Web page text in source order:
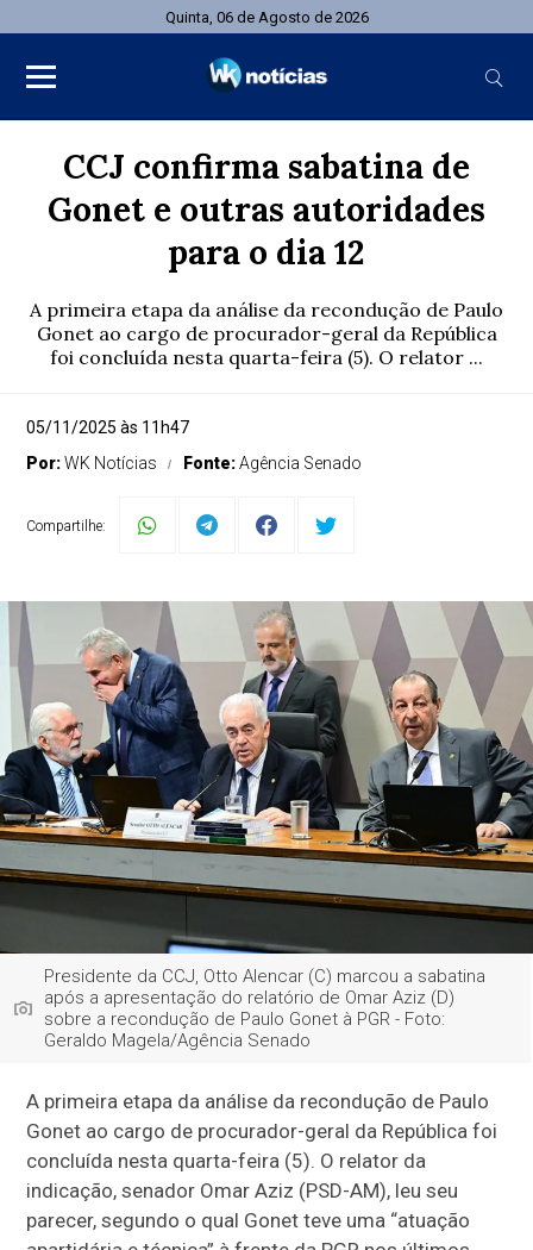
Quinta, 06 de Agosto de 2026
CCJ confirma sabatina de
Gonet e outras autoridades
para o dia 12
A primeira etapa da análise da recondução de Paulo
Gonet ao cargo de procurador-geral da República
foi concluída nesta quarta-feira (5). O relator ...
05/11/2025 às 11h47
Por:WK Notícias Fonte:Agência Senado
Compartilhe:
Presidente da CCJ, Otto Alencar (C) marcou a sabatina
após a apresentação do relatório de Omar Aziz (D)
sobre a recondução de Paulo Gonet à PGR - Foto:
Geraldo Magela/Agência Senado
A primeira etapa da análise da recondução de Paulo
Gonet ao cargo de procurador-geral da República foi
concluída nesta quarta-feira (5). O relator da
indicação, senador Omar Aziz (PSD-AM), leu seu
parecer, segundo o qual Gonet teve uma “atuação